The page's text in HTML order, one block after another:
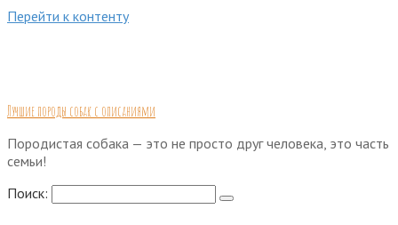
Перейти к контенту
Лучшие породы собак с описаниями
Породистая собака — это не просто друг человека, это часть
семьи!
Поиск: